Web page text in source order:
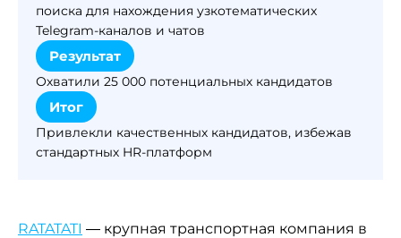
поиска для нахождения узкотематических
Telegram-каналов и чатов
Результат
Охватили 25 000 потенциальных кандидатов
Итог
Привлекли качественных кандидатов, избежав
стандартных HR-платформ
RATATATI — крупная транспортная компания в